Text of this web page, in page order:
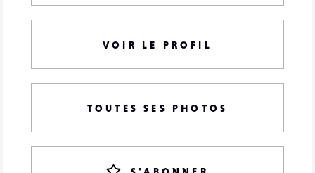
VOIR LE PROFIL
TOUTES SES PHOTOS